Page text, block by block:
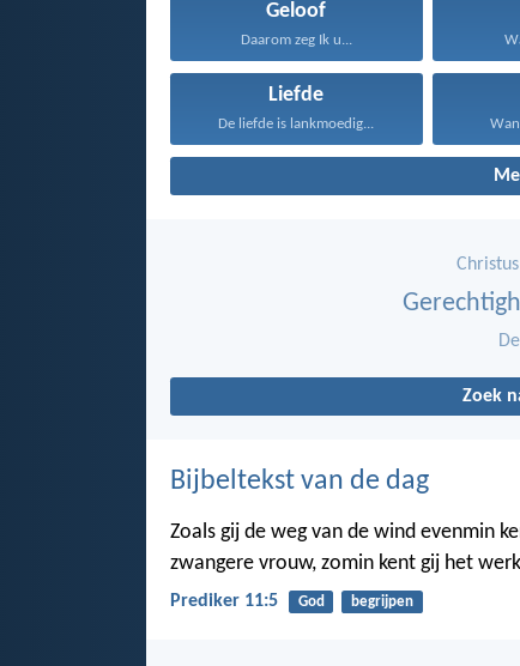
Geloof
Daarom zeg Ik u...
Liefde
De liefde is lankmoedig...
Christus
Zoek
Bijbeltekst van de dag
Zoals gij de weg van de wind evenmin
zwangere vrouw, zomin kent gij het
Prediker 11:5 God begrijpen